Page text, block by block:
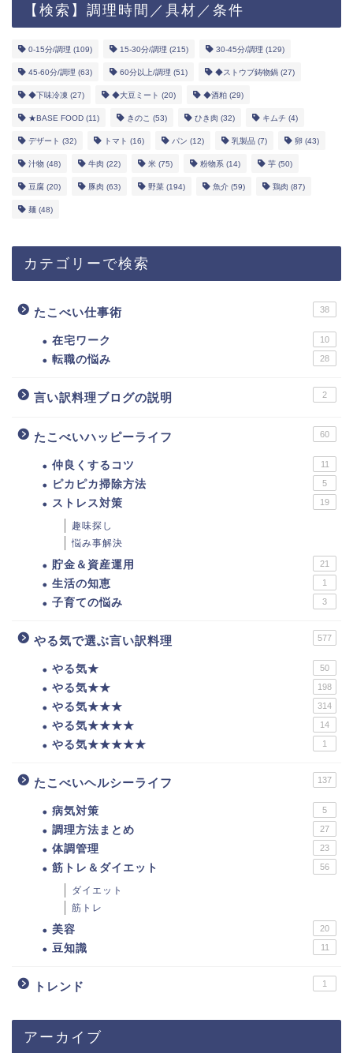
【検索】調理時間／具材／条件
0-15分/調理 (109) 15-30分/調理 (215) 30-45分/調理 (129)
45-60分/調理 (63) 60分以上/調理 (51) ◆ストウブ鋳物鍋 (27)
◆下味冷凍 (27) ◆大豆ミート (20) ◆酒粕 (29)
★BASE FOOD (11) きのこ (53) ひき肉 (32) キムチ (4)
デザート (32) トマト (16) パン (12) 乳製品 (7) 卵 (43)
汁物 (48) 牛肉 (22) 米 (75) 粉物系 (14) 芋 (50)
豆腐 (20) 豚肉 (63) 野菜 (194) 魚介 (59) 鶏肉 (87)
麺 (48)
カテゴリーで検索
たこべい仕事術 38
在宅ワーク 10
転職の悩み 28
言い訳料理ブログの説明 2
たこべいハッピーライフ 60
仲良くするコツ 11
ピカピカ掃除方法 5
ストレス対策 19
趣味探し
悩み事解決
貯金＆資産運用 21
生活の知恵 1
子育ての悩み 3
やる気で選ぶ言い訳料理 577
やる気★ 50
やる気★★ 198
やる気★★★ 314
やる気★★★★ 14
やる気★★★★★ 1
たこべいヘルシーライフ 137
病気対策 5
調理方法まとめ 27
体調管理 23
筋トレ＆ダイエット 56
ダイエット
筋トレ
美容 20
豆知識 11
トレンド 1
アーカイブ